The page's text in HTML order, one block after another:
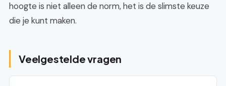
hoogte is niet alleen de norm, het is de slimste keuze
die je kunt maken.
Veelgestelde vragen